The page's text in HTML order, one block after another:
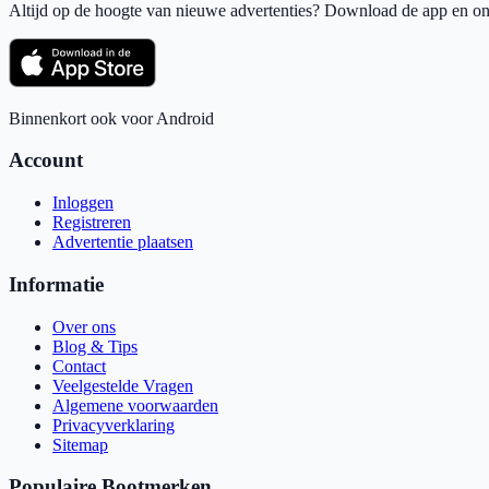
Altijd op de hoogte van nieuwe advertenties? Download de app en
Binnenkort ook voor Android
Account
Inloggen
Registreren
Advertentie plaatsen
Informatie
Over ons
Blog & Tips
Contact
Veelgestelde Vragen
Algemene voorwaarden
Privacyverklaring
Sitemap